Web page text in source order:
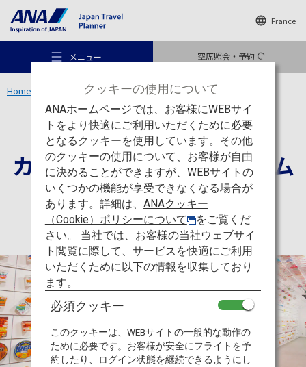
France
メニュー 空席照会・予約
おすすめの旅
旅のアイデア
行き先
旅のお役立ち情報
ANA サービス
Home 関西エリア カップヌードルミュージアム 大阪池田
体験 大阪
カップヌードルミュージアム
大阪池田
クッキーの使用について
ANAホームページでは、お客様にWEBサイ
トをより快適にご利用いただくために必要
となるクッキーを使用しています。その他
のクッキーの使用について、お客様が自由
に決めることができますが、WEBサイトの
いくつかの機能が享受できなくなる場合が
あります。詳細は、 ANAクッキー
（Cookie）ポリシーについて
をご覧くだ
さい。 当社では、お客様の当社ウェブサイ
ト閲覧に際して、サービスを快適にご利用
いただくために以下の情報を収集しており
ます。
必須クッキー
このクッキーは、WEBサイトの一般的な動作の
ために必要です。お客様が安全にフライトを予
約したり、ログイン状態を継続できるようにし